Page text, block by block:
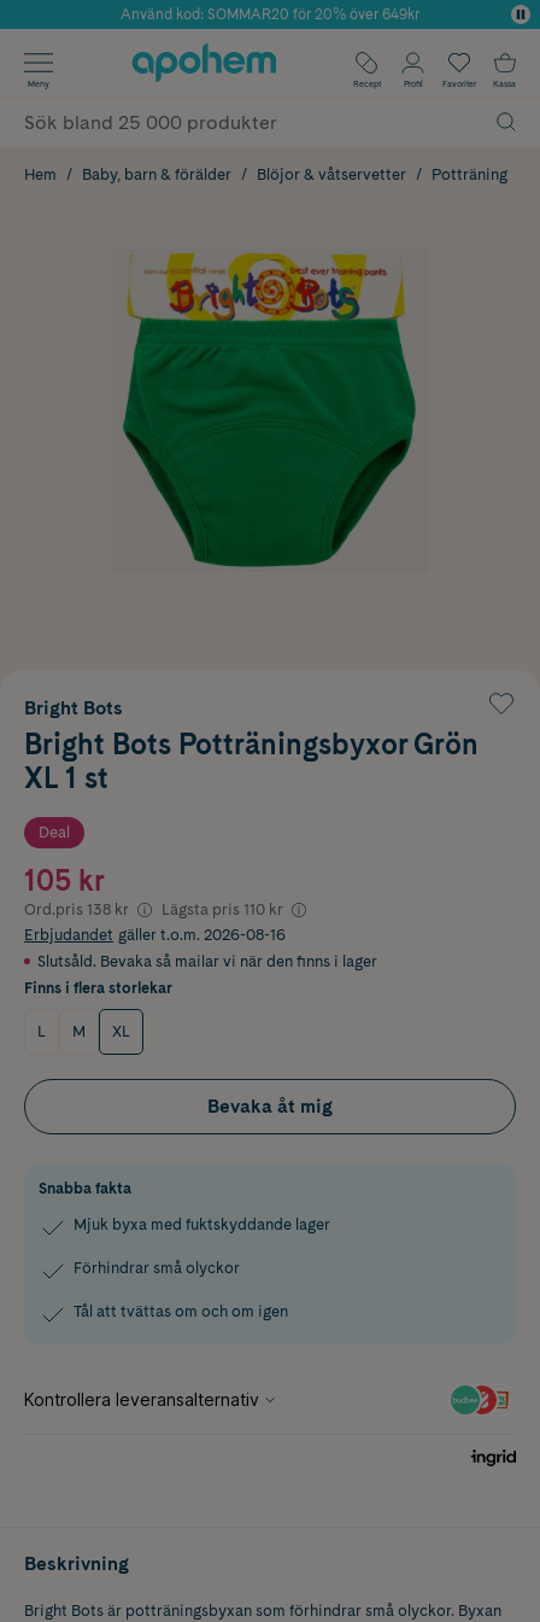
Årets Butik 2025 inom Skönhet
Använd kod: SOMMAR20 för 20% över 649kr
✓ Fri frakt
✓ Poäng på alla köp*
Meny Recept Profil Favoriter Kassa
Hem Baby, barn & förälder Blöjor & våtservetter Potträning
Bright Bots
Bright Bots Potträningsbyxor Grön
XL 1 st
Deal
105 kr
Ord.pris 138 kr Lägsta pris 110 kr
Erbjudandet gäller t.o.m. 2026-08-16
Slutsåld. Bevaka så mailar vi när den finns i lager
Finns i flera storlekar
L M XL
Bevaka åt mig
Snabba fakta
Mjuk byxa med fuktskyddande lager
Förhindrar små olyckor
Tål att tvättas om och om igen
Beskrivning
Bright Bots är potträningsbyxan som förhindrar små olyckor. Byxan